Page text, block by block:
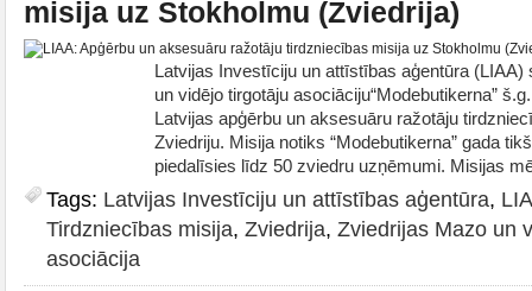
misija uz Stokholmu (Zviedrija)
Latvijas Investīciju un attīstības aģentūra
un vidējo tirgotāju asociāciju“Modebutikerna”
Latvijas apģērbu un aksesuāru ražotāju
Zviedriju. Misija notiks “Modebutikerna” gada
piedalīsies līdz 50 zviedru uzņēmumi. Misijas
Tags: Latvijas Investīciju un attīstības aģentūra,
Tirdzniecības misija, Zviedrija, Zviedrijas Mazo un
asociācija